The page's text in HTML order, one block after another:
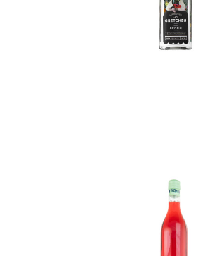
In den Korb